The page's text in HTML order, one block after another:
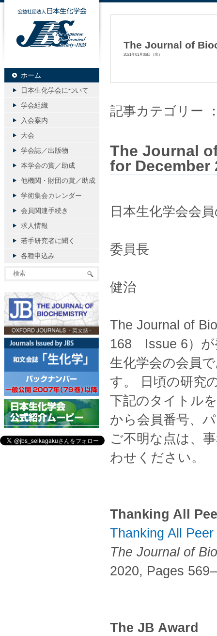
The Journal of
2021年01月06日（水）
記事カテゴリー
The Journal
for December
日本生化学会会
委員長
健治
The Journal of
168 Issue 6）が
生化学会の会員
す。 日頃の研究
下記のタイトル
から会員番号、
ご不明な点は、
わせください。
Thanking All
Thanking All
The Journal of
2020, Pages
The JB Award
公益社団法人日本生化学会
ホーム
日本生化学会について
学会組織
入会案内
大会
学会誌／出版物
本学会の賞／助成
他機関・財団の賞／助成
学術集会カレンダー
会員関連手続き
求人情報
若手研究者に聞く
各種申込み